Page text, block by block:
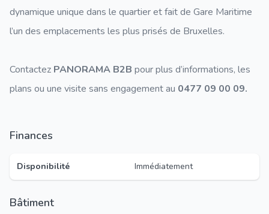
dynamique unique dans le quartier et fait de Gare Maritime
l’un des emplacements les plus prisés de Bruxelles.
Contactez PANORAMA B2B pour plus d’informations, les
plans ou une visite sans engagement au 0477 09 00 09.
Finances
Disponibilité Immédiatement
Bâtiment